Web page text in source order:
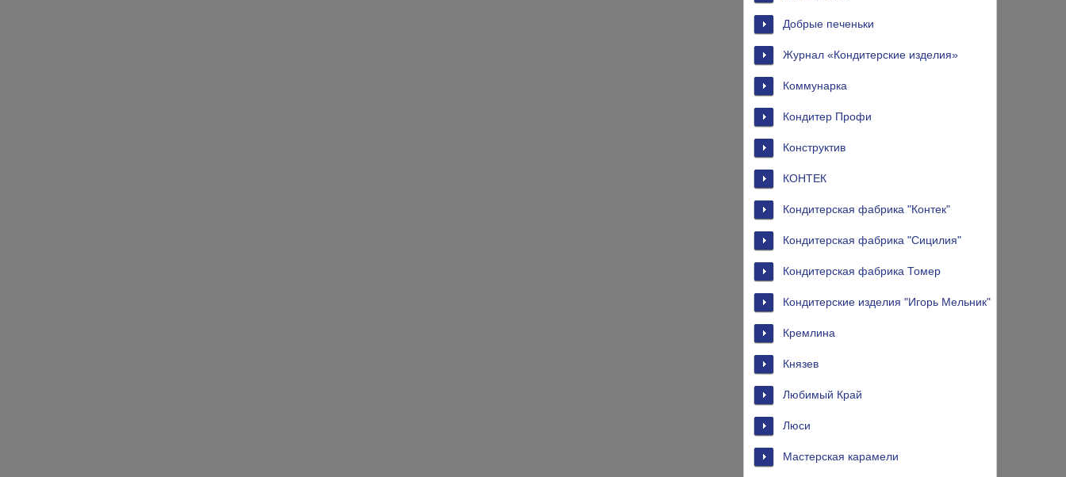
Добрые печеньки
Журнал «Кондитерские изделия»
Коммунарка
Кондитер Профи
Конструктив
КОНТЕК
Кондитерская фабрика "Контек"
Кондитерская фабрика "Сицилия"
Кондитерская фабрика Томер
Кондитерские изделия "Игорь Мельник"
Кремлина
Князев
Любимый Край
Люси
Мастерская карамели